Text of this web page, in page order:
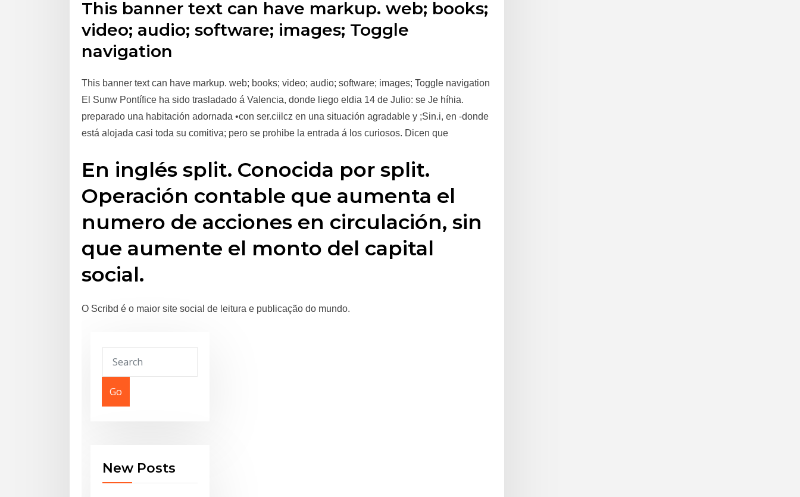
This banner text can have markup. web; books;
video; audio; software; images; Toggle
navigation
This banner text can have markup. web; books; video; audio; software; images; Toggle navigation
El Sunw Pontífice ha sido trasladado á Valencia, donde liego eldia 14 de Julio: se Je híhia.
preparado una habitación adornada •con ser.ciilcz en una situación agradable y ;Sin.i, en -donde
está alojada casi toda su comitiva; pero se prohibe la entrada á los curiosos. Dicen que
En inglés split. Conocida por split.
Operación contable que aumenta el
numero de acciones en circulación, sin
que aumente el monto del capital
social.
O Scribd é o maior site social de leitura e publicação do mundo.
Go
New Posts